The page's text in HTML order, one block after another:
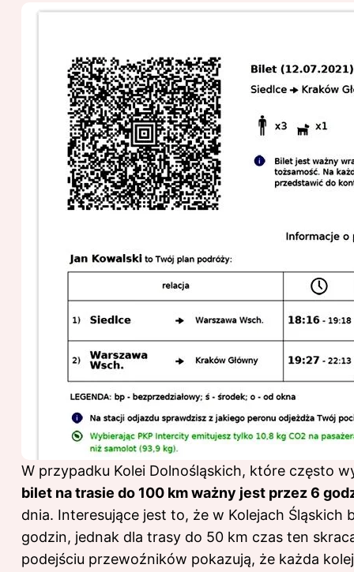
W przypadku Kolei Dolnośląskich, które często
bilet na trasie do 100 km ważny jest przez 6
dnia. Interesujące jest to, że w Kolejach
godzin, jednak dla trasy do 50 km czas ten
podejściu przewoźników pokazują, że każda